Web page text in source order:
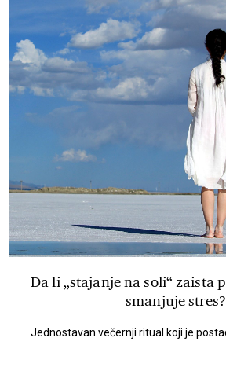
Da li „stajanje na soli“ zaista
smanjuje stres?
Jednostavan večernji ritual koji je